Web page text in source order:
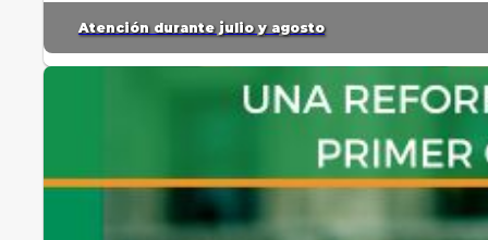
Atención durante julio y agosto